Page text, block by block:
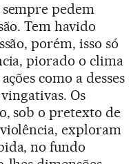
sempre pedem
Tem havido
porém, isso só
piorado o clima
como a desses
Os
sob o pretexto de
exploram
no fundo